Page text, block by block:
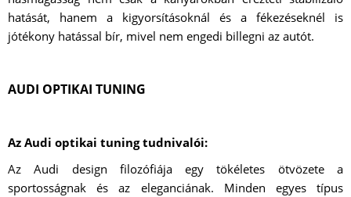
hatását, hanem a kigyorsításoknál és a fékezéseknél is
jótékony hatással bír, mivel nem engedi billegni az autót.
AUDI OPTIKAI TUNING
Az Audi optikai tuning tudnivalói:
Az Audi design filozófiája egy tökéletes ötvözete a
sportosságnak és az eleganciának. Minden egyes típus